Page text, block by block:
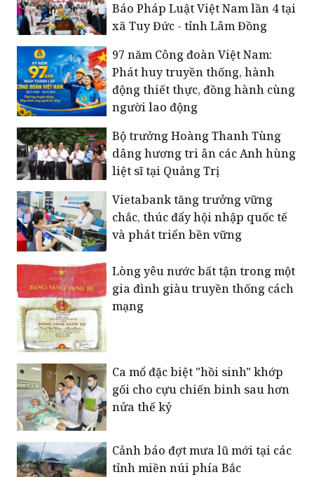
Báo Pháp Luật Việt Nam lần 4 tại
xã Tuy Đức - tỉnh Lâm Đồng
​97 năm Công đoàn Việt Nam:
Phát huy truyền thống, hành
động thiết thực, đồng hành cùng
người lao động
Bộ trưởng Hoàng Thanh Tùng
dâng hương tri ân các Anh hùng
liệt sĩ tại Quảng Trị
Vietabank tăng trưởng vững
chắc, thúc đẩy hội nhập quốc tế
và phát triển bền vững
Lòng yêu nước bất tận trong một
gia đình giàu truyền thống cách
mạng
Ca mổ đặc biệt "hồi sinh" khớp
gối cho cựu chiến binh sau hơn
nửa thế kỷ
Cảnh báo đợt mưa lũ mới tại các
tỉnh miền núi phía Bắc